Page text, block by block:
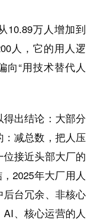
10.89万人增加到
人，它的用人逻
向“用技术替代人
出结论：大部分
：减总数，把人压
位接近头部大厂的
2025年大厂用人
台冗余、非核心
、核心运营的人